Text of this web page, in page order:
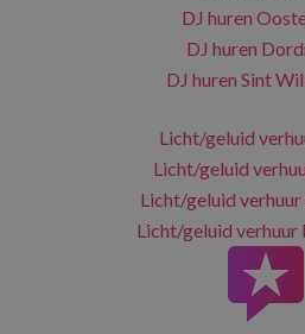
DJ huren
DJ huren
DJ huren Sint
Licht/geluid
Licht/geluid
Licht/geluid
Licht/geluid verhuur